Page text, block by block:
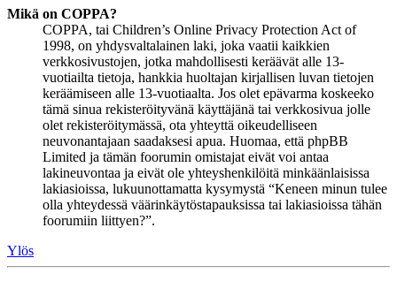
Mikä on COPPA?
COPPA, tai Children’s Online Privacy Protection Act of
1998, on yhdysvaltalainen laki, joka vaatii kaikkien
verkkosivustojen, jotka mahdollisesti keräävät alle 13-
vuotiailta tietoja, hankkia huoltajan kirjallisen luvan tietojen
keräämiseen alle 13-vuotiaalta. Jos olet epävarma koskeeko
tämä sinua rekisteröityvänä käyttäjänä tai verkkosivua jolle
olet rekisteröitymässä, ota yhteyttä oikeudelliseen
neuvonantajaan saadaksesi apua. Huomaa, että phpBB
Limited ja tämän foorumin omistajat eivät voi antaa
lakineuvontaa ja eivät ole yhteyshenkilöitä minkäänlaisissa
lakiasioissa, lukuunottamatta kysymystä “Keneen minun tulee
olla yhteydessä väärinkäytöstapauksissa tai lakiasioissa tähän
foorumiin liittyen?”.
Ylös